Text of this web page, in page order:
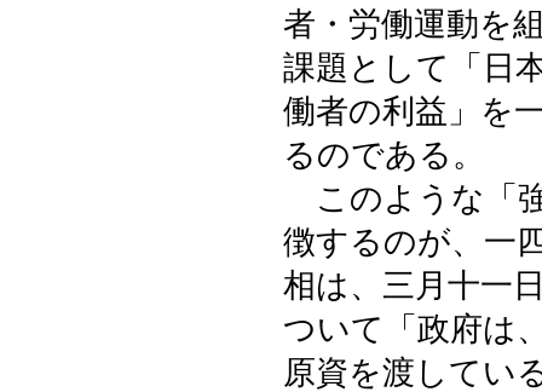
者・労働運動を
課題として「日
働者の利益」を
るのである。
このような「
徴するのが、一
相は、三月十一
ついて「政府は
原資を渡してい